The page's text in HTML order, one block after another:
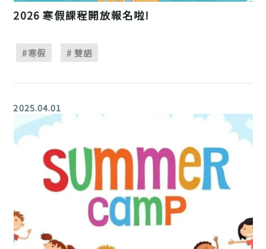
2026 寒假課程開放報名啦!
#寒假 # 雙語
2025.04.01